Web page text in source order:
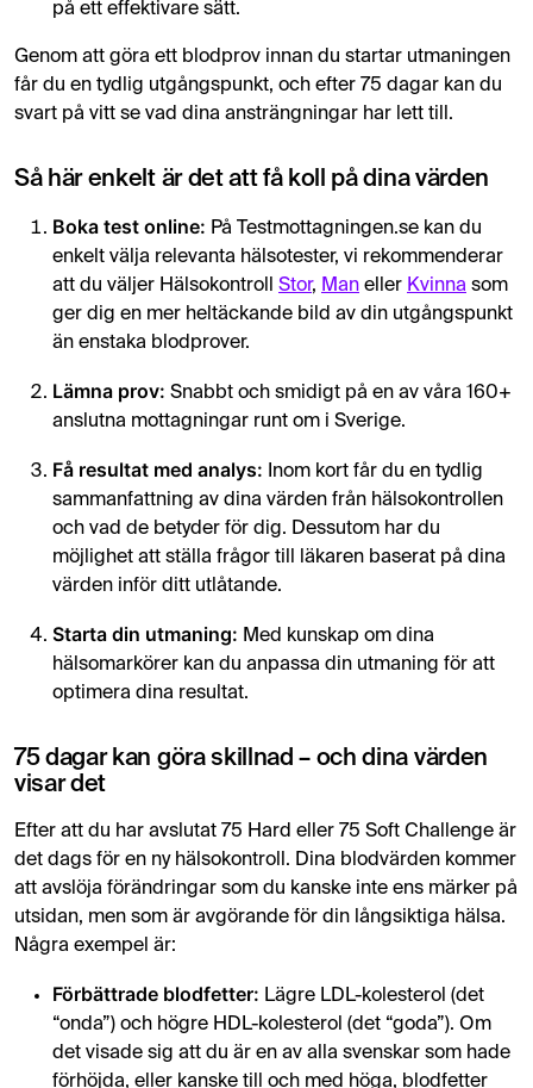
på ett effektivare sätt.
Genom att göra ett blodprov innan du startar utmaningen
får du en tydlig utgångspunkt, och efter 75 dagar kan du
svart på vitt se vad dina ansträngningar har lett till.
Så här enkelt är det att få koll på dina värden
Boka test online: På Testmottagningen.se kan du
enkelt välja relevanta hälsotester, vi rekommenderar
att du väljer Hälsokontroll Stor, Man eller Kvinna som
ger dig en mer heltäckande bild av din utgångspunkt
än enstaka blodprover.
Lämna prov: Snabbt och smidigt på en av våra 160+
anslutna mottagningar runt om i Sverige.
Få resultat med analys: Inom kort får du en tydlig
sammanfattning av dina värden från hälsokontrollen
och vad de betyder för dig. Dessutom har du
möjlighet att ställa frågor till läkaren baserat på dina
värden inför ditt utlåtande.
Starta din utmaning: Med kunskap om dina
hälsomarkörer kan du anpassa din utmaning för att
optimera dina resultat.
75 dagar kan göra skillnad – och dina värden
visar det
Efter att du har avslutat 75 Hard eller 75 Soft Challenge är
det dags för en ny hälsokontroll. Dina blodvärden kommer
att avslöja förändringar som du kanske inte ens märker på
utsidan, men som är avgörande för din långsiktiga hälsa.
Några exempel är:
Förbättrade blodfetter: Lägre LDL-kolesterol (det
“onda”) och högre HDL-kolesterol (det “goda”). Om
det visade sig att du är en av alla svenskar som hade
förhöjda, eller kanske till och med höga, blodfetter